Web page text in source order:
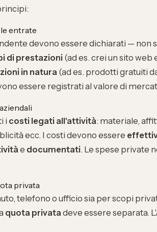
entrate
devono essere dichiarati — non
di prestazioni (ad es. crei un sito web
in natura(ad es. prodotti gratuiti
essere registrati al valore di
i costi legati all'attività: materiale,
ecc. I costi devono essere
e documentati. Le spese private
privata
telefono o ufficio sia per scopi
quota privatadeve essere separata.